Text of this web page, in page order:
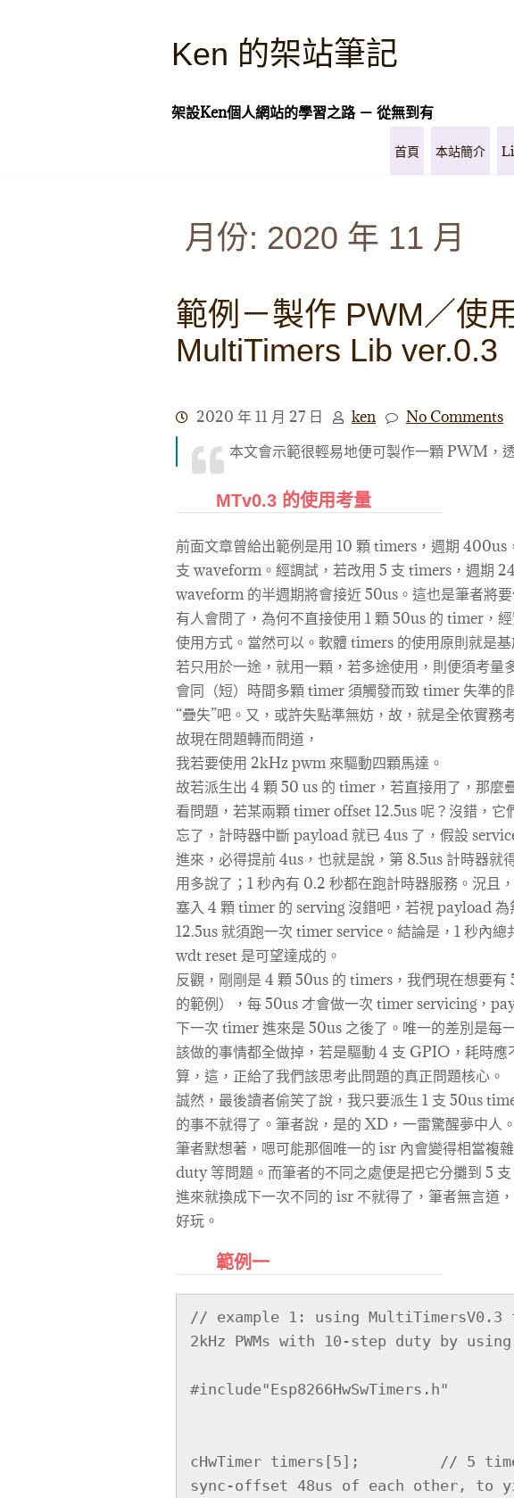
Ken 的架站筆記
架設Ken個人網站的學習之路 － 從無到有
首頁 本站簡介
月份: 2020 年 11 月
範例－製作 PWM／使
MultiTimers Lib ver.0.3
2020 年 11 月 27 日 ken
No Comments
本文會示範很輕易地便可製作一顆 PWM，
MTv0.3 的使用考量
前面文章曾給出範例是用 10 顆 timers，週期 400us
支 waveform。經調試，若改用 5 支 timers，週期
waveform 的半週期將會接近 50us。這也是筆者將
有人會問了，為何不直接使用 1 顆 50us 的 timer，
使用方式。當然可以。軟體 timers 的使用原則就是
若只用於一途，就用一顆，若多途使用，則便須考量
會同（短）時間多顆 timer 須觸發而致 timer 失準的
“疊失”吧。又，或許失點準無妨，故，就是全依實務
故現在問題轉而問道，
我若要使用 2kHz pwm 來驅動四顆馬達。
故若派生出 4 顆 50 us 的 timer，若直接用了，那麼
看問題，若某兩顆 timer offset 12.5us 呢？沒錯，它
忘了，計時器中斷 payload 就已 4us 了，假設
進來，必得提前 4us，也就是說，第 8.5us 計時器就
用多說了；1 秒內有 0.2 秒都在跑計時器服務。況且
塞入 4 顆 timer 的 serving 沒錯吧，若視 payload 為
12.5us 就須跑一次 timer service。結論是，1 秒內總
wdt reset 是可望達成的。
反觀，剛剛是 4 顆 50us 的 timers，我們現在想要
的範例），每 50us 才會做一次 timer servicing，
下一次 timer 進來是 50us 之後了。唯一的差別是每
該做的事情都全做掉，若是驅動 4 支 GPIO，耗時應
算，這，正給了我們該思考此問題的真正問題核心。
誠然，最後讀者偷笑了說，我只要派生 1 支 50us
的事不就得了。筆者說，是的 XD，一雷驚醒夢中人。
筆者默想著，嗯可能那個唯一的 isr 內會變得相當複
duty 等問題。而筆者的不同之處便是把它分攤到 5
進來就換成下一次不同的 isr 不就得了，筆者無言道
好玩。
範例一
// example 1: using
2kHz PWMs with 10-step duty by
#include"Esp8266HwSwTimers.h"
cHwTimer timers[5];         // 5
sync-offset 48us of each other, to